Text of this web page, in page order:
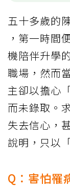
五十多歲的
，第一時間
機陪伴升學
職場，然而
主卻以擔心
而未錄取。
失去信心，
說明，只以
Q：害怕罹